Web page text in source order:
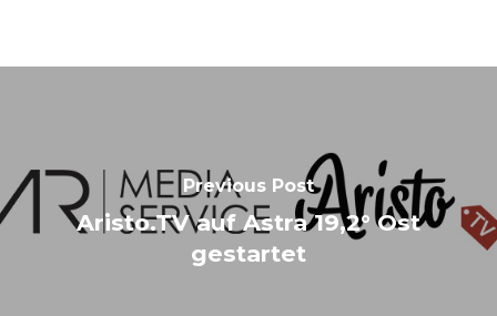
Previous Post
Aristo.TV auf Astra 19,2° Ost
gestartet